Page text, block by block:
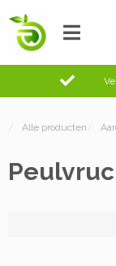
/ Alle producten /